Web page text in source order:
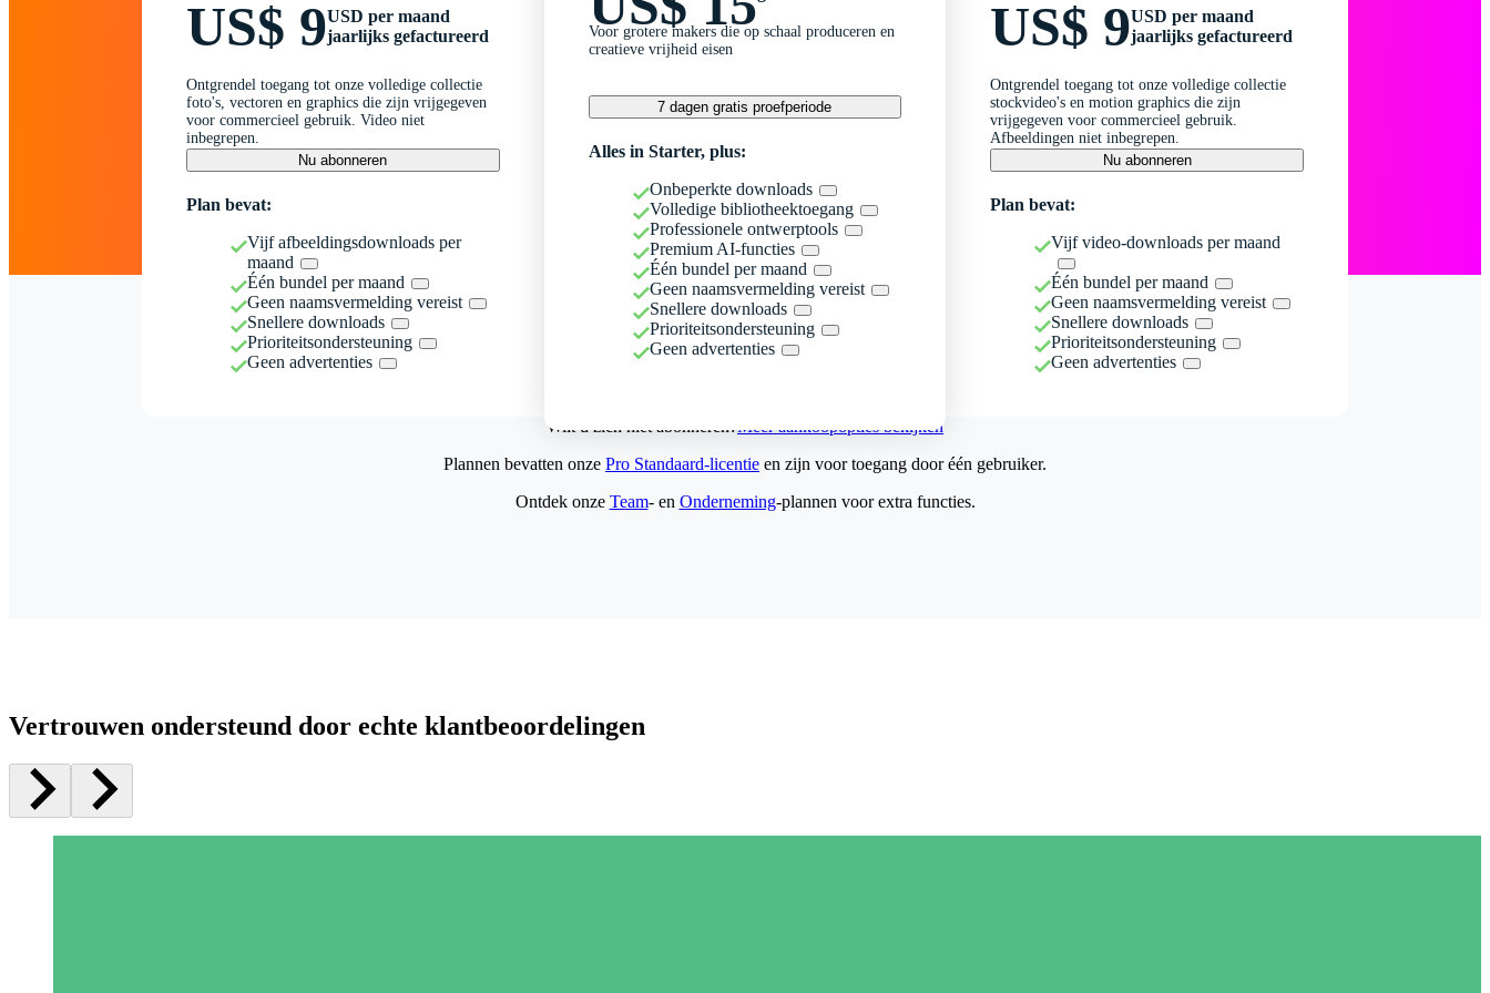
US$ 9USD per maand
jaarlijks gefactureerd
Ontgrendel toegang tot onze volledige collectie
foto's, vectoren en graphics die zijn vrijgegeven
voor commercieel gebruik. Video niet
inbegrepen.
Nu abonneren
Plan bevat:
Vijf afbeeldingsdownloads per
maand
Één bundel per maand
Geen naamsvermelding vereist
Snellere downloads
Prioriteitsondersteuning
Geen advertenties
Voor grotere makers die op schaal produceren en
creatieve vrijheid eisen
7 dagen gratis proefperiode
Alles in Starter, plus:
Onbeperkte downloads
Volledige bibliotheektoegang
Professionele ontwerptools
Premium AI-functies
Één bundel per maand
Geen naamsvermelding vereist
Snellere downloads
Prioriteitsondersteuning
Geen advertenties
US$ 9USD per maand
jaarlijks gefactureerd
Ontgrendel toegang tot onze volledige collectie
stockvideo's en motion graphics die zijn
vrijgegeven voor commercieel gebruik.
Afbeeldingen niet inbegrepen.
Nu abonneren
Plan bevat:
Vijf video-downloads per maand
Één bundel per maand
Geen naamsvermelding vereist
Snellere downloads
Prioriteitsondersteuning
Geen advertenties
Wilt u zich niet abonneren?Meer aankoopopties bekijken
Plannen bevatten onze Pro Standaard-licentie en zijn voor toegang door één gebruiker.
Ontdek onze Team- en Onderneming-plannen voor extra functies.
Vertrouwen ondersteund door echte klantbeoordelingen